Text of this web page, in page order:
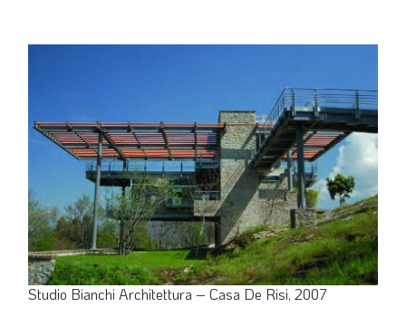
Studio Bianchi Architettura – Casa De Risi, 2007